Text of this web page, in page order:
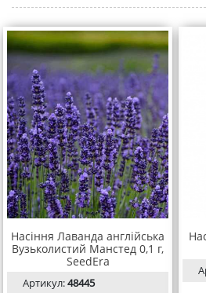
Насіння Лаванда англійська
Вузьколистий Манстед 0,1 г,
SeedEra
Артикул:48445